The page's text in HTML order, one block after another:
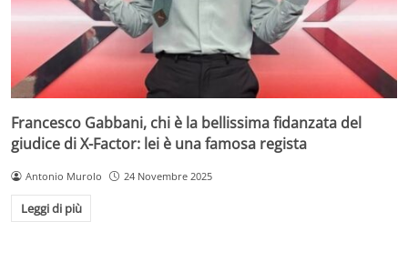
Francesco Gabbani, chi è la bellissima fidanzata del
giudice di X-Factor: lei è una famosa regista
Antonio Murolo 24 Novembre 2025
Leggi di più